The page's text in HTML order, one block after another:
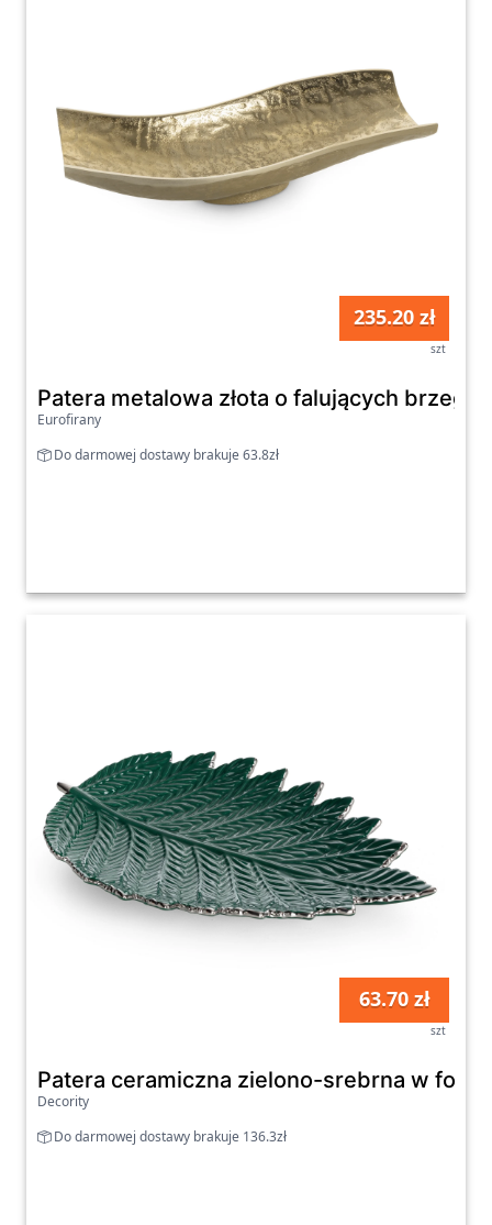
235.20 zł
szt
Patera metalowa złota o falujących
Eurofirany
Do darmowej dostawy brakuje 63.8zł
63.70 zł
szt
Patera ceramiczna zielono-srebrna w
Decority
Do darmowej dostawy brakuje 136.3zł